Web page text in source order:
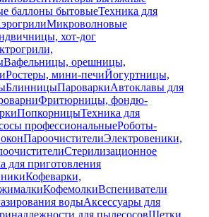
баллоны бытовыеТехника для
Микроволновые
хот-дог
Вафельницы, орешницы,
Ростеры, мини-печиЙогуртницы,
БлинницыПароваркиАвтоклавы для
Фритюрницы, фондю-
ПопкорницыТехника для
профессиональныеРоботы-
ПароочистителиЭлектровеники,
Стерилизационное
для приготовления
Кофеварки,
КофемолкиВспениватели
водыАксессуары для
для пылесосовЩетки,